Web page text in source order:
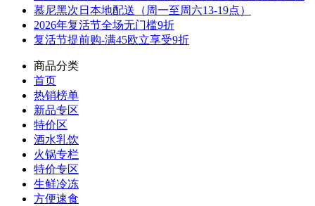
慕尼黑次日本地配送（周一至周六13-19点）
2026年复活节全场无门槛9折
复活节提前购-满45欧立享受9折
商品分类
首页
热销榜单
新品专区
特价区
酒水乳饮
火锅专栏
特价专区
生鲜冷冻
方便速食